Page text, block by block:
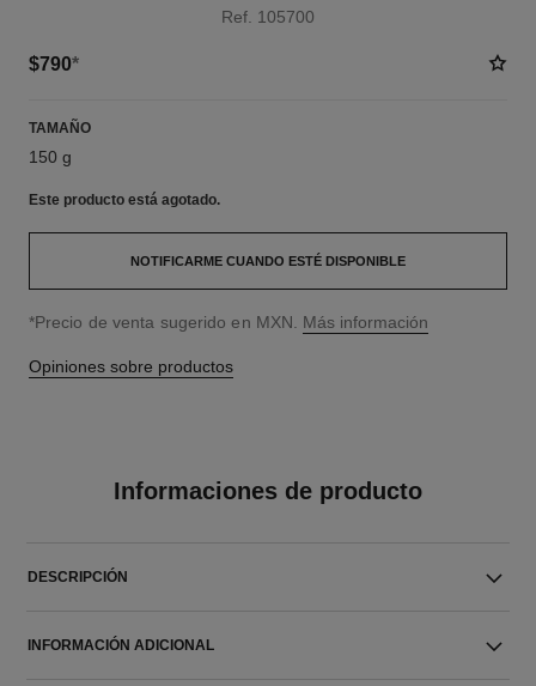
Ref. 105700
$790*
TAMAÑO
150 g
Este producto está agotado.
NOTIFICARME CUANDO ESTÉ DISPONIBLE
↩
*Precio de venta sugerido en MXN. Más información
Opiniones sobre productos
Informaciones de producto
DESCRIPCIÓN
INFORMACIÓN ADICIONAL